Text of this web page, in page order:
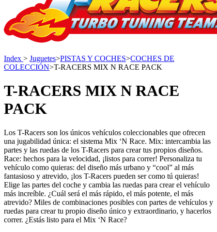
Index > Juguetes>PISTAS Y COCHES>COCHES DE
COLECCIÓN>T-RACERS MIX N RACE PACK
T-RACERS MIX N RACE
PACK
Los T-Racers son los únicos vehículos coleccionables que ofrecen
una jugabilidad única: el sistema Mix ‘N Race. Mix: intercambia las
partes y las ruedas de los T-Racers para crear tus propios diseños.
Race: hechos para la velocidad, ¡listos para correr! Personaliza tu
vehículo como quieras: del diseño más urbano y “cool” al más
fantasioso y atrevido, ¡los T-Racers pueden ser como tú quieras!
Elige las partes del coche y cambia las ruedas para crear el vehículo
más increíble. ¿Cuál será el más rápido, el más potente, el más
atrevido? Miles de combinaciones posibles con partes de vehículos y
ruedas para crear tu propio diseño único y extraordinario, y hacerlos
correr. ¿Estás listo para el Mix ‘N Race?